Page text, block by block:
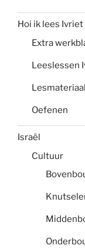
Hoi ik lees Ivriet
Extra
Leeslessen
Oefenen
Israël
Cultuur